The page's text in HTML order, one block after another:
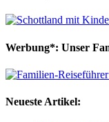
Werbung*: Unser
Neueste Artikel: